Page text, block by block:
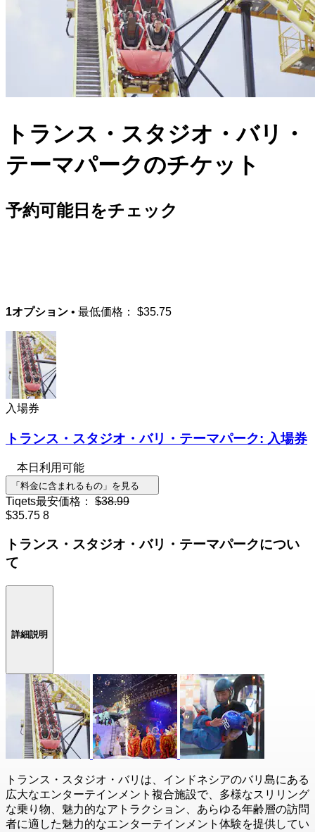
トランス・スタジオ・バリ・
テーマパークのチケット
予約可能日をチェック
1オプション • 最低価格： $35.75
入場券
トランス・スタジオ・バリ・テーマパーク: 入場券
本日利用可能
「料金に含まれるもの」を見る
Tiqets最安価格： $38.99
$35.75 8
トランス・スタジオ・バリ・テーマパークについ
て
詳細説明
トランス・スタジオ・バリは、インドネシアのバリ島にある
広大なエンターテインメント複合施設で、多様なスリリング
な乗り物、魅力的なアトラクション、あらゆる年齢層の訪問
者に適した魅力的なエンターテインメント体験を提供してい